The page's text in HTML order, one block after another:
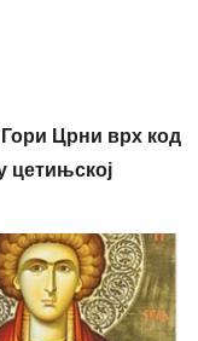
Црни врх код
цетињској